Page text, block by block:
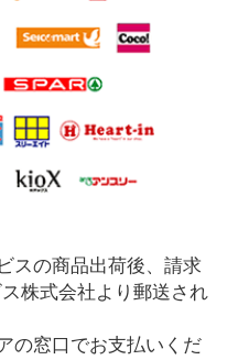
スの商品出荷後、請求
株式会社より郵送され
の窓口でお支払いくだ